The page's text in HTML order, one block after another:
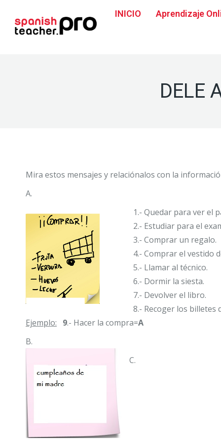
INICIO Aprendizaje
DELE
Mira estos mensajes y relaciónalos con la
A.
1.- Quedar para ver el
2.- Estudiar para el
3.- Comprar un regalo.
4.- Comprar el vestido
5.- Llamar al técnico.
6.- Dormir la siesta.
7.- Devolver el libro.
8.- Recoger los billetes
Ejemplo:
9.- Hacer la compra=A
B.
C.